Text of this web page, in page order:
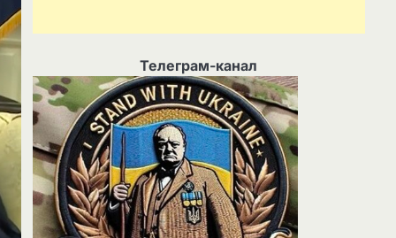
Телеграм-канал